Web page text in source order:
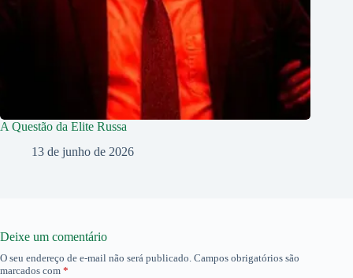
A Questão da Elite Russa
13 de junho de 2026
Deixe um comentário
O seu endereço de e-mail não será publicado. Campos obrigatórios são
marcados com *